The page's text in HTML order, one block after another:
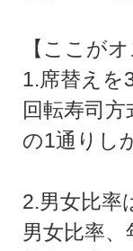
【ここが
1.席替えを
回転寿司
の1通りし
2.男女比率
男女比率